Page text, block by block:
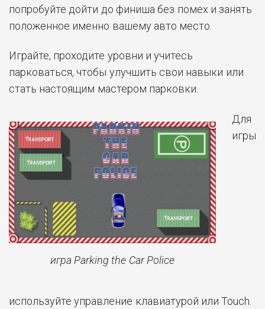
попробуйте дойти до финиша без помех и занять
положенное именно вашему авто место.
Играйте, проходите уровни и учитесь
парковаться, чтобы улучшить свои навыки или
стать настоящим мастером парковки.
игра Parking the Car Police
Для
игры
используйте управление клавиатурой или Touch.